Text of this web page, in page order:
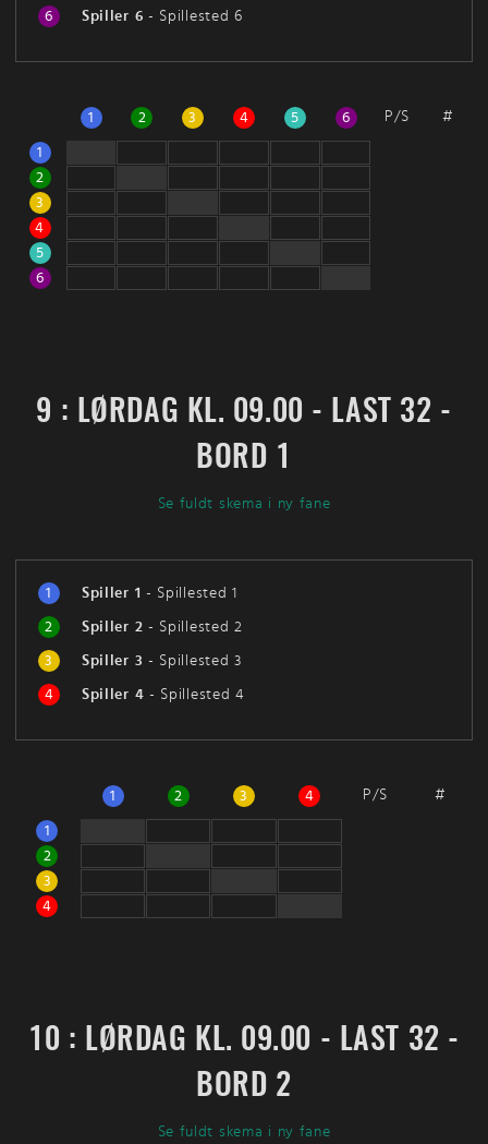
6
Spiller 6 - Spillested 6
1 2 3 4 5 6 P/S
#
1
2
3
4
5
6
9 : LØRDAG KL. 09.00 - LAST 32 -
BORD 1
Se fuldt skema i ny fane
1 Spiller 1 - Spillested 1
2
Spiller 2 - Spillested 2
3
Spiller 3 - Spillested 3
4
Spiller 4 - Spillested 4
1 2 3 4 P/S
#
1
2
3
4
10 : LØRDAG KL. 09.00 - LAST 32 -
BORD 2
Se fuldt skema i ny fane